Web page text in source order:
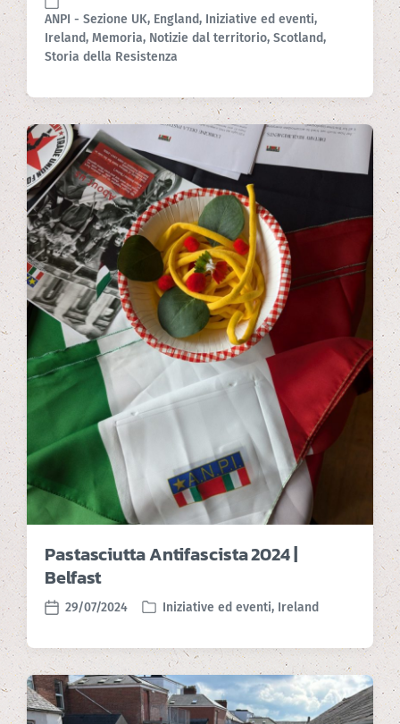
o
s
t
d
t
e
P
o
t
e
d
i
n
ANPI - Sezione UK, England, Iniziative ed eventi,
Ireland, Memoria, Notizie dal territorio, Scotland,
Storia della Resistenza
Pastasciutta Antifascista 2024 |
Belfast
P
t
d
a
29/07/2024
P
s
t
e
d
Iniziative ed eventi, Ireland